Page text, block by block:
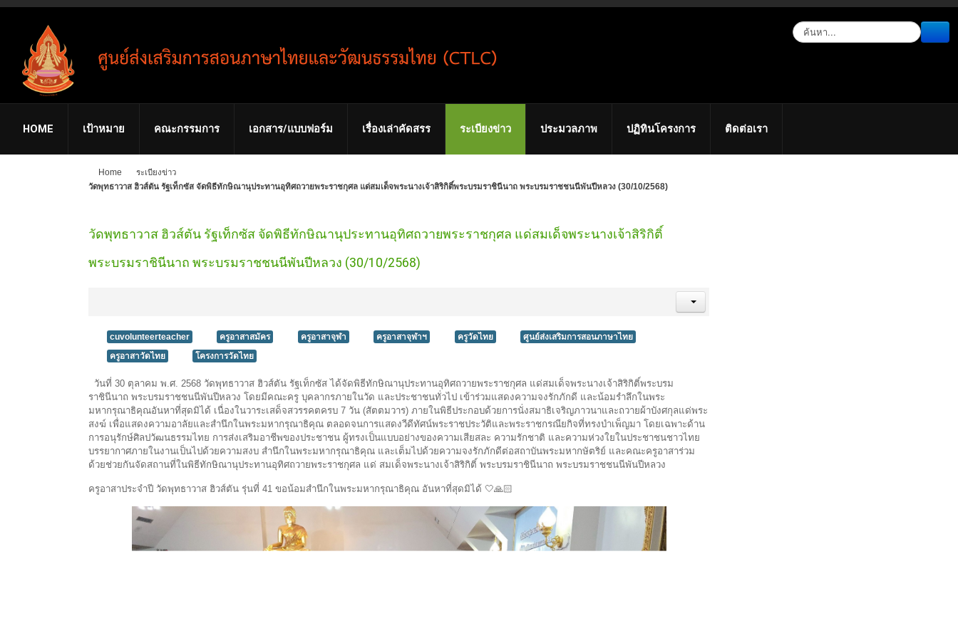
HOME เป้าหมาย คณะกรรมการ เอกสาร/แบบฟอร์ม เรื่องเล่าคัดสรร ระเบียงข่าว ประมวลภาพ ปฏิทินโครงการ ติดต่อเรา
Home
ระเบียงข่าว
วัดพุทธาวาส ฮิวส์ตัน รัฐเท็กซัส จัดพิธีทักษิณานุประทานอุทิศถวายพระราชกุศล แด่สมเด็จพระนางเจ้าสิริกิติ์พระบรมราชินีนาถ พระบรมราชชนนีพันปีหลวง (30/10/2568)
วัดพุทธาวาส ฮิวส์ตัน รัฐเท็กซัส จัดพิธีทักษิณานุประทานอุทิศถวายพระราชกุศล แด่สมเด็จพระนางเจ้าสิริกิติ์
พระบรมราชินีนาถ พระบรมราชชนนีพันปีหลวง (30/10/2568)
cuvolunteerteacher ครูอาสาสมัคร ครูอาสาจุฬา ครูอาสาจุฬาฯ ครูวัดไทย
ศูนย์ส่งเสริมการสอนภาษาไทย
ครูอาสาวัดไทย
โครงการวัดไทย
วันที่ 30 ตุลาคม พ.ศ. 2568 วัดพุทธาวาส ฮิวส์ตัน รัฐเท็กซัส ได้จัดพิธีทักษิณานุประทานอุทิศถวายพระราชกุศล แด่สมเด็จพระนางเจ้าสิริกิติ์พระบรม
ราชินีนาถ พระบรมราชชนนีพันปีหลวง โดยมีคณะครู บุคลากรภายในวัด และประชาชนทั่วไป เข้าร่วมแสดงความจงรักภักดี และน้อมรำลึกในพระ
มหากรุณาธิคุณอันหาที่สุดมิได้ เนื่องในวาระเสด็จสวรรคตครบ 7 วัน (สัตตมวาร) ภายในพิธีประกอบด้วยการนั่งสมาธิเจริญภาวนาและถวายผ้าบังศกุลแด่พระ
สงฆ์ เพื่อแสดงความอาลัยและสำนึกในพระมหากรุณาธิคุณ ตลอดจนการแสดงวีดีทัศน์พระราชประวัติและพระราชกรณียกิจที่ทรงบำเพ็ญมา โดยเฉพาะด้าน
การอนุรักษ์ศิลปวัฒนธรรมไทย การส่งเสริมอาชีพของประชาชน ผู้ทรงเป็นแบบอย่างของความเสียสละ ความรักชาติ และความห่วงใยในประชาชนชาวไทย
บรรยากาศภายในงานเป็นไปด้วยความสงบ สำนึกในพระมหากรุณาธิคุณ และเต็มไปด้วยความจงรักภักดีต่อสถาบันพระมหากษัตริย์ และคณะครูอาสาร่วม
ด้วยช่วยกันจัดสถานที่ในพิธีทักษิณานุประทานอุทิศถวายพระราชกุศล แด่ สมเด็จพระนางเจ้าสิริกิติ์ พระบรมราชินีนาถ พระบรมราชชนนีพันปีหลวง
ครูอาสาประจำปี วัดพุทธาวาส ฮิวส์ตัน รุ่นที่ 41 ขอน้อมสำนึกในพระมหากรุณาธิคุณ อันหาที่สุดมิได้ 🤍🙏🏻